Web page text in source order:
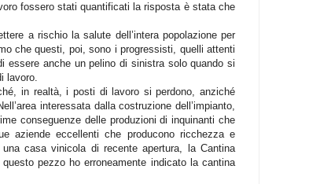
fossero stati quantificati la risposta è stata che
a rischio la salute dell’intera popolazione per
che questi, poi, sono i progressisti, quelli attenti
essere anche un pelino di sinistra solo quando si
lavoro.
in realtà, i posti di lavoro si perdono, anziché
interessata dalla costruzione dell’impianto,
conseguenze delle produzioni di inquinanti che
aziende eccellenti che producono ricchezza e
casa vinicola di recente apertura, la Cantina
pezzo ho erroneamente indicato la cantina